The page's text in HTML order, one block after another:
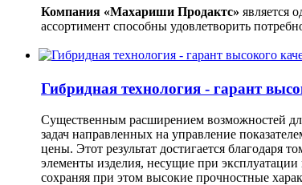
Компания «Махариши Продактс» является
ассортимент способны удовлетворить
Гибридная технология - гарант
Существенным расширением возможностей для
задач направленных на управление
цены. Этот результат достигается благодаря
элементы изделия, несущие при эксплуатации
сохраняя при этом высокие прочностные